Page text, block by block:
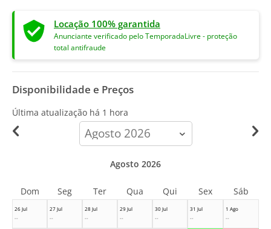
Locação 100% garantida
Anunciante verificado pelo TemporadaLivre - proteção
total antifraude
Disponibilidade e Preços
Última atualização há 1 hora
calendar-
month
26 Jul
--
27 Jul
--
28 Jul
--
29 Jul
--
30 Jul
--
31 Jul
--
1 Ago
--
Agosto 2026
Dom Seg Ter Qua Qui Sex Sáb